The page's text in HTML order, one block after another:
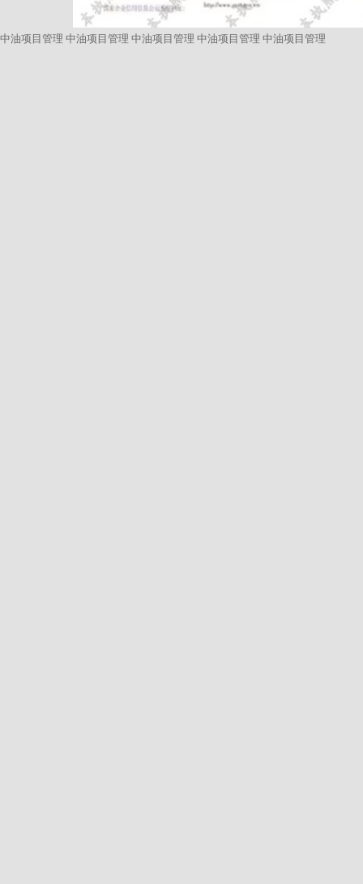
中油项目管理 中油项目管理 中油项目管理 中油项目管理 中油项目管理